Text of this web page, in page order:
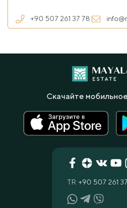
+90 507 261 37 78
TR +90 507 261
Скачайте